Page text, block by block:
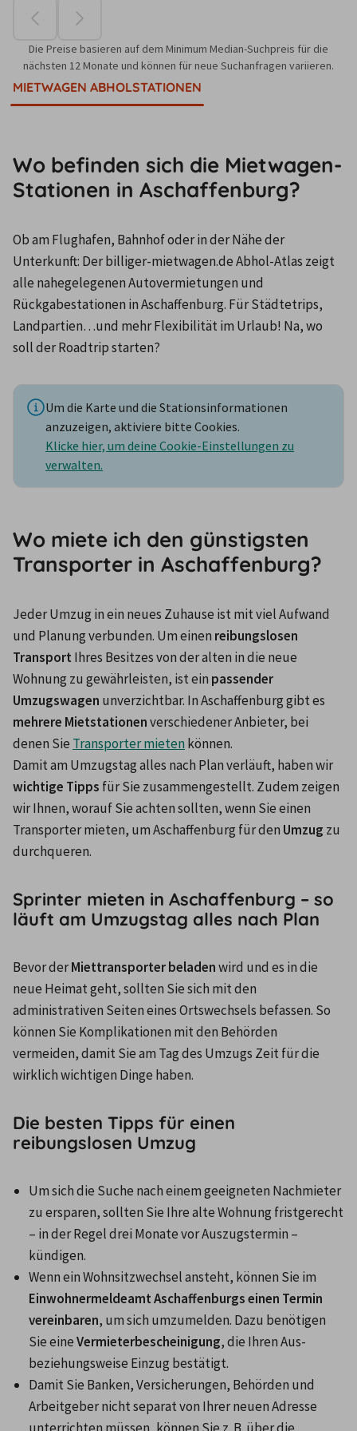
Die Preise basieren auf dem Minimum Median-Suchpreis für die
nächsten 12 Monate und können für neue Suchanfragen variieren.
MIETWAGEN ABHOLSTATIONEN
Wo befinden sich die Mietwagen-
Stationen in Aschaffenburg?
Ob am Flughafen, Bahnhof oder in der Nähe der
Unterkunft: Der billiger-mietwagen.de Abhol-Atlas zeigt
alle nahegelegenen Autovermietungen und
Rückgabestationen in Aschaffenburg. Für Städtetrips,
Landpartien…und mehr Flexibilität im Urlaub! Na, wo
soll der Roadtrip starten?
Um die Karte und die Stationsinformationen
anzuzeigen, aktiviere bitte Cookies.
Klicke hier, um deine Cookie-Einstellungen zu
verwalten.
Wo miete ich den günstigsten
Transporter in Aschaffenburg?
Jeder Umzug in ein neues Zuhause ist mit viel Aufwand
und Planung verbunden. Um einen reibungslosen
Transport Ihres Besitzes von der alten in die neue
Wohnung zu gewährleisten, ist ein passender
Umzugswagen
mehrere Mietstationen verschiedener Anbieter, bei
denen Sie Transporter mieten können.
Damit am Umzugstag alles nach Plan verläuft, haben wir
wichtige Tipps für Sie zusammengestellt. Zudem zeigen
wir Ihnen, worauf Sie achten sollten, wenn Sie einen
Transporter mieten, um Aschaffenburg für den Umzug zu
durchqueren.
Sprinter mieten in Aschaffenburg – so
läuft am Umzugstag alles nach Plan
Bevor der Miettransporter beladen wird und es in die
neue Heimat geht, sollten Sie sich mit den
administrativen Seiten eines Ortswechsels befassen. So
können Sie Komplikationen mit den Behörden
vermeiden, damit Sie am Tag des Umzugs Zeit für die
wirklich wichtigen Dinge haben.
Die besten Tipps für einen
reibungslosen Umzug
Um sich die Suche nach einem geeigneten Nachmieter
zu ersparen, sollten Sie Ihre alte Wohnung fristgerecht
– in der Regel drei Monate vor Auszugstermin –
kündigen.
Einwohnermeldeamt Aschaffenburgs einen Termin
vereinbaren, um sich umzumelden. Dazu benötigen
Sie eine Vermieterbescheinigung, die Ihren Aus-
beziehungsweise Einzug bestätigt.
Damit Sie Banken, Versicherungen, Behörden und
Arbeitgeber nicht separat von Ihrer neuen Adresse